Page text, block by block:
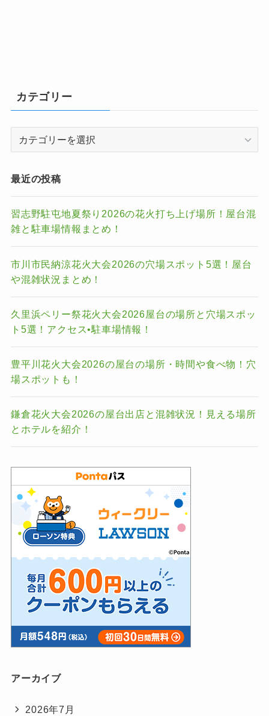
カテゴリー
リ
ー
最近の投稿
習志野駐屯地夏祭り2026の花火打ち上げ場所！屋台混
雑と駐車場情報まとめ！
市川市民納涼花火大会2026の穴場スポット5選！屋台
や混雑状況まとめ！
久里浜ペリー祭花火大会2026屋台の場所と穴場スポッ
ト5選！アクセス•駐車場情報！
豊平川花火大会2026の屋台の場所・時間や食べ物！穴
場スポットも！
鎌倉花火大会2026の屋台出店と混雑状況！見える場所
とホテルを紹介！
アーカイブ
2026年7月